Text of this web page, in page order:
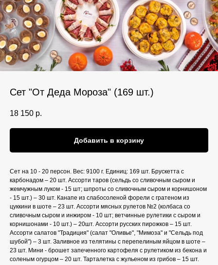
Сет "От Деда Мороза" (169 шт.)
18 150 р.
Добавить в корзину
Сет на 10 - 20 персон. Вес: 9100 г. Единиц: 169 шт. Брускетта с
карбонадом – 20 шт. Ассорти таров (cельдь со сливочным сыром и
жемчужным луком - 15 шт; шпроты со сливочным сыром и корнишоном
- 15 шт.) – 30 шт. Канапе из слабосоленой форели с гратеном из
цуккини в шоте – 23 шт. Ассорти мясных рулетов №2 (колбаса со
сливочным сыром и инжиром - 10 шт; ветчинные рулетики с сыром и
корнишонами - 10 шт.) – 20шт. Ассорти русских пирожков – 15 шт.
Ассорти салатов "Традиция" (салат "Оливье", "Мимоза" и "Сельдь под
шубой") – 3 шт. Заливное из телятины с перепелиным яйцом в шоте –
23 шт. Мини - брошет запеченного картофеля с рулетиком из бекона и
соленым огурцом – 20 шт. Тарталетка с жульеном из грибов – 15 шт.